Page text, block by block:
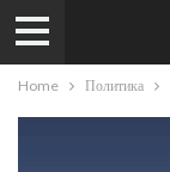
Home Политика